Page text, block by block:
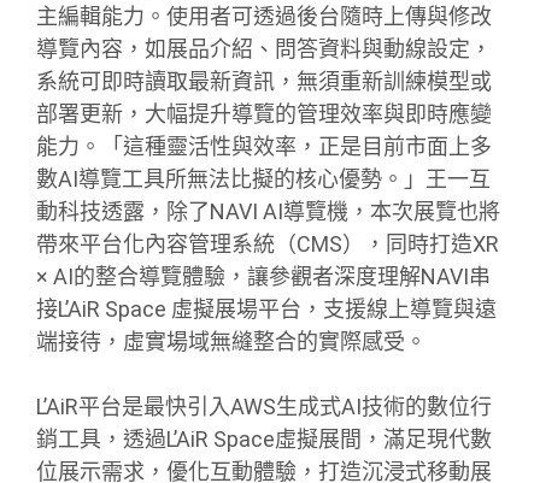
主編輯能力。使用者可透過後台隨時上傳與修改
導覽內容，如展品介紹、問答資料與動線設定，
系統可即時讀取最新資訊，無須重新訓練模型或
部署更新，大幅提升導覽的管理效率與即時應變
能力。「這種靈活性與效率，正是目前市面上多
數AI導覽工具所無法比擬的核心優勢。」王一互
動科技透露，除了NAVI AI導覽機，本次展覽也將
帶來平台化內容管理系統（CMS），同時打造XR
× AI的整合導覽體驗，讓參觀者深度理解NAVI串
接L’AiR Space 虛擬展場平台，支援線上導覽與遠
端接待，虛實場域無縫整合的實際感受。
L’AiR平台是最快引入AWS生成式AI技術的數位行
銷工具，透過L’AiR Space虛擬展間，滿足現代數
位展示需求，優化互動體驗，打造沉浸式移動展